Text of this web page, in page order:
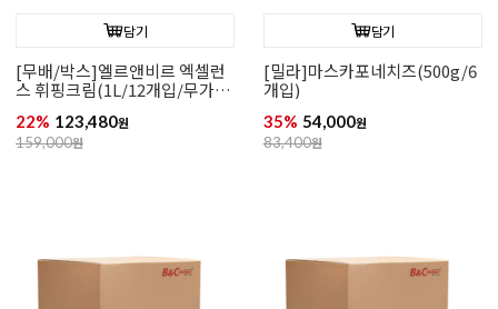
담기
[무배/박스]엘르앤비르 엑셀런
스 휘핑크림(1L/12개입/무가
22% 123,480원
159,000원
담기
[밀라]마스카포네치즈(500g/6
개입)
35% 54,000원
83,400원